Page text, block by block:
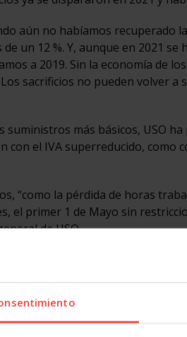
aún no habíamos recuperado
un 12 %. Y, aunque en 2021
a 2019. Sin la economía de
sacrificios no pueden volver a
más básicos, USO
con el IVA superreducido,
“como la pérdida de horas
el primer 1 de Mayo sin
de USO.
en Castilla y León
general de USO en la
por el sindicato
y
de las del inicio de la